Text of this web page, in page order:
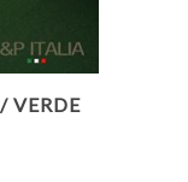
VERDE